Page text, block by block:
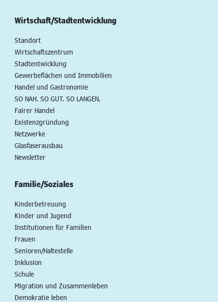
Wirtschaft/Stadtentwicklung
Standort
Wirtschaftszentrum
Stadtentwicklung
Gewerbeflächen und Immobilien
Handel und Gastronomie
SO NAH. SO GUT. SO LANGEN.
Fairer Handel
Existenzgründung
Netzwerke
Glasfaserausbau
Newsletter
Familie/Soziales
Kinderbetreuung
Kinder und Jugend
Institutionen für Familien
Frauen
Senioren/Haltestelle
Inklusion
Schule
Migration und Zusammenleben
Demokratie leben